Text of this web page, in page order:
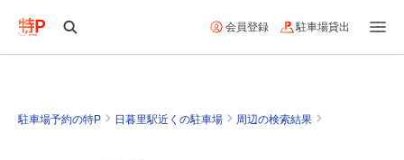
会員登録 駐車場貸出
駐車場予約の特P 日暮里駅近くの駐車場 周辺の検索結果